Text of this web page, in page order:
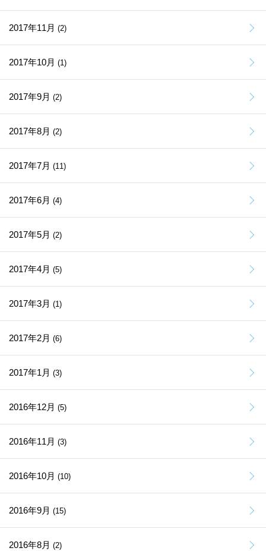
2017年11月 (2)
2017年10月 (1)
2017年9月 (2)
2017年8月 (2)
2017年7月 (11)
2017年6月 (4)
2017年5月 (2)
2017年4月 (5)
2017年3月 (1)
2017年2月 (6)
2017年1月 (3)
2016年12月 (5)
2016年11月 (3)
2016年10月 (10)
2016年9月 (15)
2016年8月 (2)